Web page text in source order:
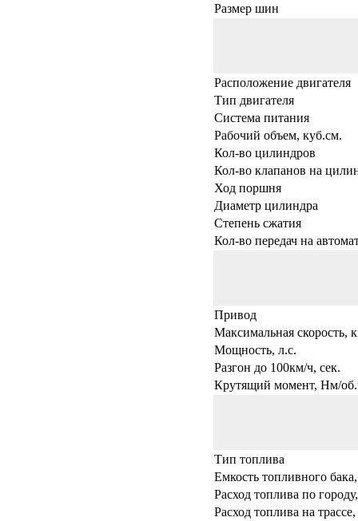
Размер шин
Расположение двигателя
Тип двигателя
Система питания
Рабочий объем, куб.см.
Кол-во цилиндров
Кол-во клапанов на
Ход поршня
Диаметр цилиндра
Степень сжатия
Кол-во передач на
Привод
Максимальная скорость,
Мощность, л.с.
Разгон до 100км/ч, сек.
Крутящий момент, Нм/
Тип топлива
Емкость топливного
Расход топлива по
Расход топлива на